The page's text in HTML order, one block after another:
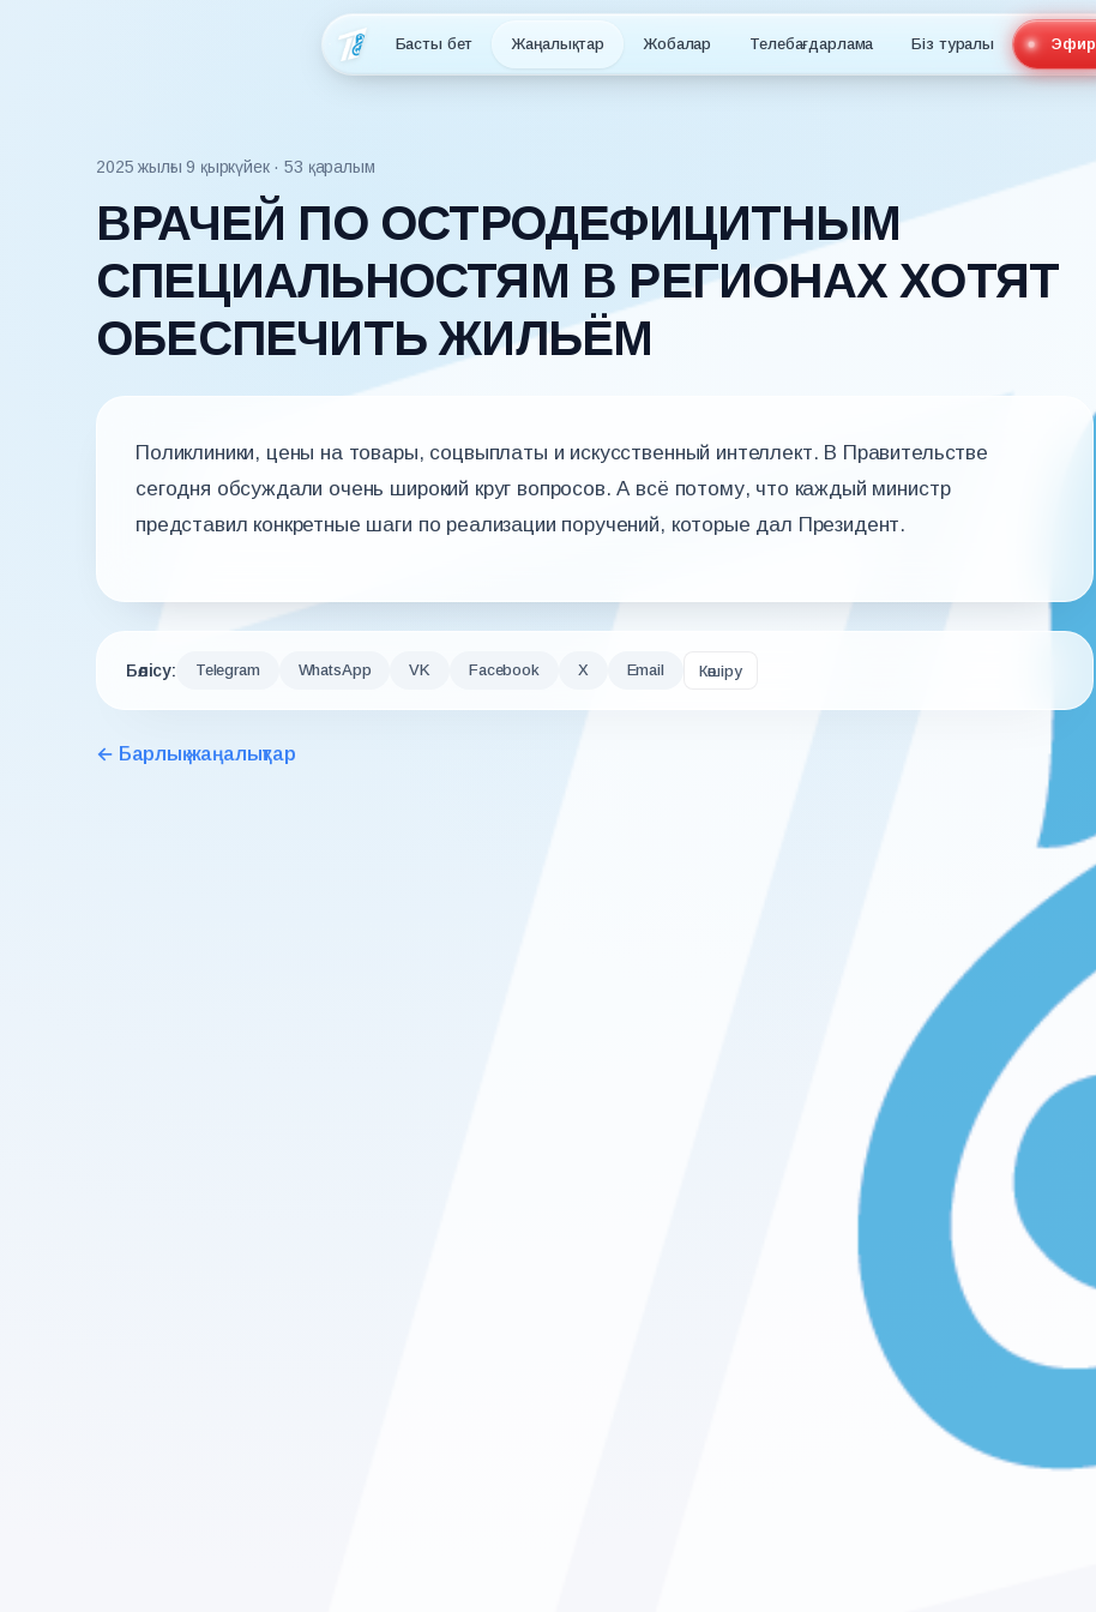
Басты бет Жаңалықтар Жобалар Телебағдарлама Біз туралы Эфир
2025 жылғы 9 қыркүйек · 53 қаралым
ВРАЧЕЙ ПО ОСТРОДЕФИЦИТНЫМ
СПЕЦИАЛЬНОСТЯМ В РЕГИОНАХ ХОТЯТ
ОБЕСПЕЧИТЬ ЖИЛЬЁМ
Поликлиники, цены на товары, соцвыплаты и искусственный интеллект. В Правительстве
сегодня обсуждали очень широкий круг вопросов. А всё потому, что каждый министр
представил конкретные шаги по реализации поручений, которые дал Президент.
Бөлісу: Telegram WhatsApp VK Facebook X Email Көшіру
← Барлық жаңалықтар